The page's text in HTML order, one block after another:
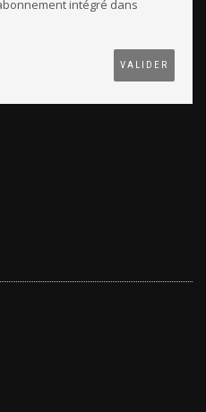
intégré dans